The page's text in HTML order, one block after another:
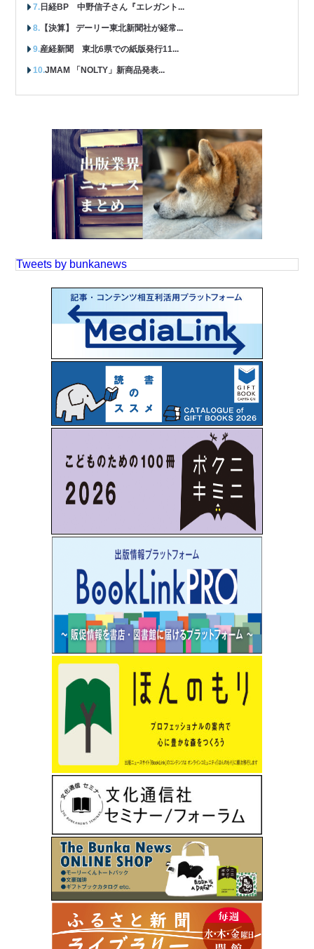
日経BP 中野信子さん『エレガント...
【決算】 デーリー東北新聞社が経常...
産経新聞 東北6県での紙版発行11...
JMAM 「NOLTY」新商品発表...
Tweets by bunkanews